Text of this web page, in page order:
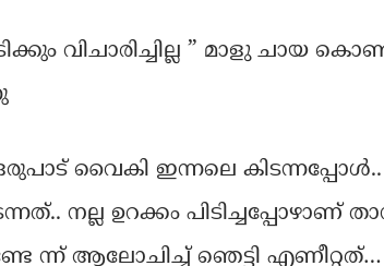
വിചാരിച്ചില്ല ” മാളു ചായ
വൈകി ഇന്നലെ
നല്ല ഉറക്കം പിടിച്ചപ്പോഴാണ്
ന്ന് ആലോചിച്ച്‌ ഞെട്ടി